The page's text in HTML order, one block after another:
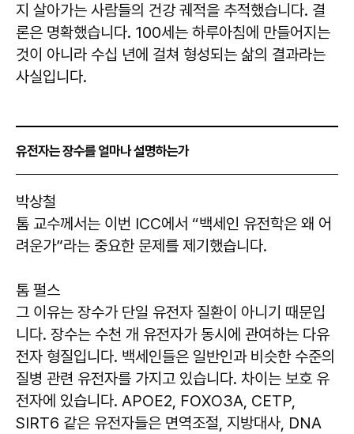
지 살아가는 사람들의 건강 궤적을 추적했습니다. 결
론은 명확했습니다. 100세는 하루아침에 만들어지는
것이 아니라 수십 년에 걸쳐 형성되는 삶의 결과라는
사실입니다.
유전자는 장수를 얼마나 설명하는가
박상철
톰 교수께서는 이번 ICC에서 “백세인 유전학은 왜 어
려운가”라는 중요한 문제를 제기했습니다.
톰 펄스
그 이유는 장수가 단일 유전자 질환이 아니기 때문입
니다. 장수는 수천 개 유전자가 동시에 관여하는 다유
전자 형질입니다. 백세인들은 일반인과 비슷한 수준의
질병 관련 유전자를 가지고 있습니다. 차이는 보호 유
전자에 있습니다. APOE2, FOXO3A, CETP,
SIRT6 같은 유전자들은 면역조절, 지방대사, DNA